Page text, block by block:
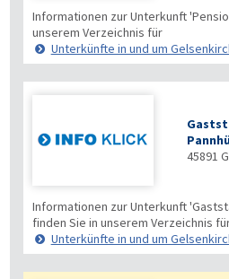
Informationen zur Unterkunft
unserem Verzeichnis für
Unterkünfte in und um
45891
Informationen zur Unterkunft
finden Sie in unserem Verzeichnis
Unterkünfte in und um